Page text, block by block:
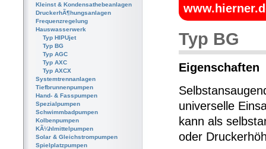
Kleinst & Kondensathebeanlagen
DruckerhÃ¶hungsanlagen
Frequenzregelung
Hauswasserwerk
Typ HIPUjet
Typ BG
Typ AGC
Typ AXC
Typ AXCX
Systemtrennanlagen
Tiefbrunnenpumpen
Hand- & Fasspumpen
Spezialpumpen
Schwimmbadpumpen
Kolbenpumpen
KÃ¼hlmittelpumpen
Solar & Gleichstrompumpen
Spielplatzpumpen
Typ BG
Eigenschaften
universelle
kann als
oder